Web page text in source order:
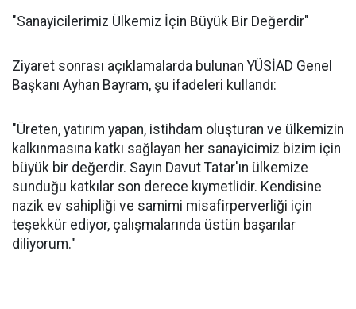
"Sanayicilerimiz Ülkemiz İçin Büyük Bir Değerdir"
Ziyaret sonrası açıklamalarda bulunan YÜSİAD Genel
Başkanı Ayhan Bayram, şu ifadeleri kullandı:
"Üreten, yatırım yapan, istihdam oluşturan ve ülkemizin
kalkınmasına katkı sağlayan her sanayicimiz bizim için
büyük bir değerdir. Sayın Davut Tatar'ın ülkemize
sunduğu katkılar son derece kıymetlidir. Kendisine
nazik ev sahipliği ve samimi misafirperverliği için
teşekkür ediyor, çalışmalarında üstün başarılar
diliyorum."